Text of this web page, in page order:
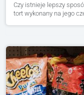
Czy istnieje lepszy
tort wykonany na jego